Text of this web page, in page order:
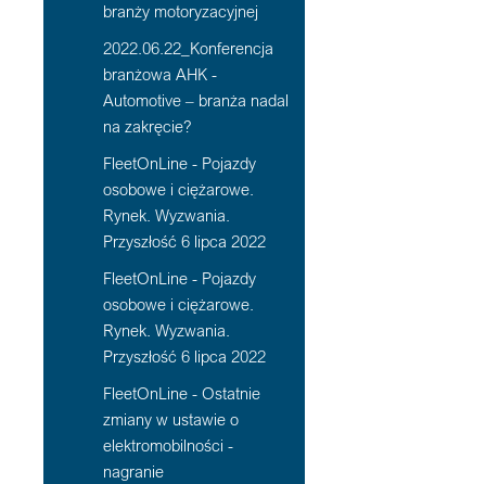
branży motoryzacyjnej
2022.06.22_Konferencja
branżowa AHK -
Automotive – branża nadal
na zakręcie?
FleetOnLine - Pojazdy
osobowe i ciężarowe.
Rynek. Wyzwania.
Przyszłość 6 lipca 2022
FleetOnLine - Pojazdy
osobowe i ciężarowe.
Rynek. Wyzwania.
Przyszłość 6 lipca 2022
FleetOnLine - Ostatnie
zmiany w ustawie o
elektromobilności -
nagranie